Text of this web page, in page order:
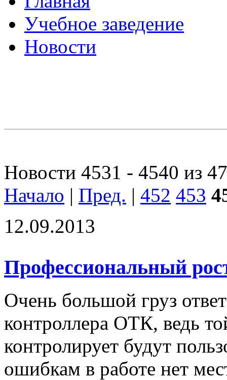
Учебное заведение
Новости
Новости 4531 - 4540 из
Начало | Пред. | 452 453
12.09.2013
Профессиональный
Очень большой груз
контроллера ОТК, ведь
контролирует будут
ошибкам в работе нет